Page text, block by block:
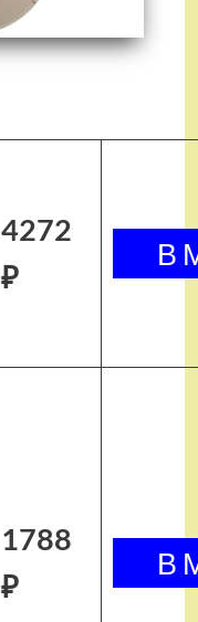
4272
₽
1788
₽